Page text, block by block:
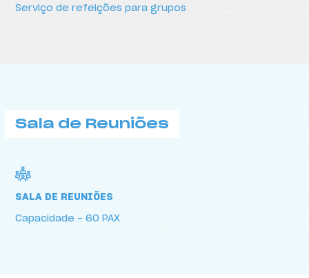
Serviço de refeições para grupos
Sala de Reuniões
SALA DE REUNIÕES
Capacidade - 60 PAX